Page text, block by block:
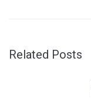
Related Posts